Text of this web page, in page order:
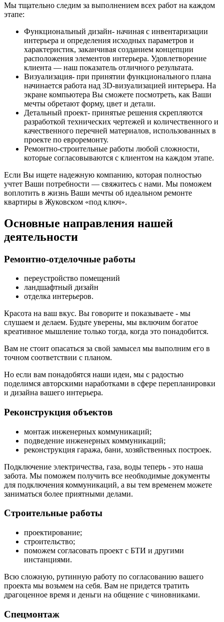
Мы тщательно следим за выполнением всех работ на каждом
этапе:
Функциональный дизайн- начиная с инвентаризации
интерьера и определения исходных параметров и
характеристик, заканчивая созданием концепции
расположения элементов интерьера. Удовлетворение
клиента — наш показатель отличного результата.
Визуализация- при принятии функционального плана
начинается работа над 3D-визуализацией интерьера. На
экране компьютера Вы сможете посмотреть, как Ваши
мечты обретают форму, цвет и детали.
Детальный проект- принятые решения скрепляются
разработкой технических чертежей и количественного и
качественного перечней материалов, использованных в
проекте по евроремонту.
Ремонтно-строительные работы любой сложности,
которые согласовываются с клиентом на каждом этапе.
Если Вы ищете надежную компанию, которая полностью
учтет Ваши потребности — свяжитесь с нами. Мы поможем
воплотить в жизнь Ваши мечты об идеальном ремонте
квартиры в Жуковском «под ключ».
Основные направления нашей
деятельности
Ремонтно-отделочные работы
переустройство помещений
ландшафтный дизайн
отделка интерьеров.
Красота на ваш вкус. Вы говорите и показываете - мы
слушаем и делаем. Будьте уверены, мы включим богатое
креативное мышление только тогда, когда это понадобится.
Вам не стоит опасаться за свой замысел мы выполним его в
точном соответствии с планом.
Но если вам понадобятся наши идеи, мы с радостью
поделимся авторскими наработками в сфере перепланировки
и дизайна вашего интерьера.
Реконструкция объектов
монтаж инженерных коммуникаций;
подведение инженерных коммуникаций;
реконструкция гаража, бани, хозяйственных построек.
Подключение электричества, газа, воды теперь - это наша
забота. Мы поможем получить все необходимые документы
для подключения коммуникаций, а вы тем временем можете
заниматься более приятными делами.
Строительные работы
проектирование;
строительство;
поможем согласовать проект с БТИ и другими
инстанциями.
Всю сложную, рутинную работу по согласованию вашего
проекта мы возьмем на себя. Вам не придется тратить
драгоценное время и деньги на общение с чиновниками.
Спецмонтаж